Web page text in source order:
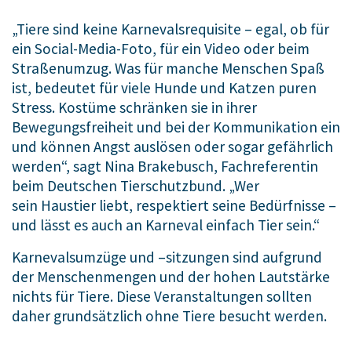
„Tiere sind keine Karnevalsrequisite – egal, ob für
ein Social-Media-Foto, für ein Video oder beim
Straßenumzug. Was für manche Menschen Spaß
ist, bedeutet für viele Hunde und Katzen puren
Stress. Kostüme schränken sie in ihrer
Bewegungsfreiheit und bei der Kommunikation ein
und können Angst auslösen oder sogar gefährlich
werden“, sagt Nina Brakebusch, Fachreferentin
beim Deutschen Tierschutzbund. „Wer
sein Haustier liebt, respektiert seine Bedürfnisse –
und lässt es auch an Karneval einfach Tier sein.“
Karnevalsumzüge und –sitzungen sind aufgrund
der Menschenmengen und der hohen Lautstärke
nichts für Tiere. Diese Veranstaltungen sollten
daher grundsätzlich ohne Tiere besucht werden.